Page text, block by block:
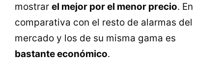
mostrar el mejor por el menor precio. En
comparativa con el resto de alarmas del
mercado y los de su misma gama es
bastante económico.